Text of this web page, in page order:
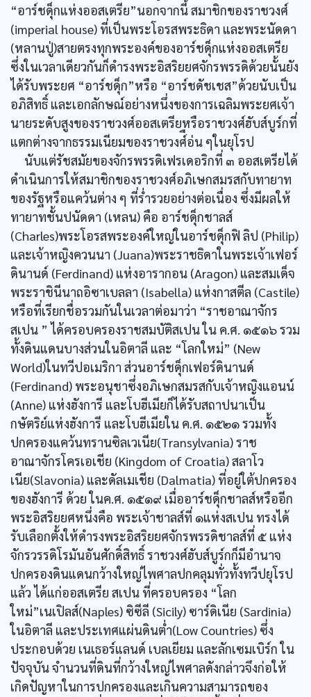
“อาร์ชดุ็กแห่งออสเตรีย”นอกจากนี้ สมาชิกของราชวงศ์
(imperial house) ที่เป็นพระโอรสพระธิดา และพระนัดดา
(หลานปู่)สายตรงทุกพระองค์ของอาร์ชดุ็กแห่งออสเตรีย
ซึ่งในเวลาเดียวกันก็ดำรงพระอิสริยยศจักรพรรดิด้วยนั้นยัง
ได้รับพระยศ “อาร์ชดุ็ก”หรือ “อาร์ชดัชเชส”ด้วยนับเป็น
อภิสิทธิ์ และเอกลักษณ์อย่างหนึ่งของการเฉลิมพระยศเจ้า
นายระดับสูงของราชวงศ์ออสเตรียหรือราชวงศ์ฮับส์บูร์กที่
แตกต่างจากธรรมเนียมของราชวงศ์ือ่น ๆในยุโรป
นับแต่รัชสมัยของจักรพรรดิเฟรเดอริกที่ ๓ ออสเตรียได้
ดำเนินการให้สมาชิกของราชวงศ์อภิเษกสมรสกับทายาท
ของรัฐหรือแคว้นต่าง ๆ ที่ร่ำรวยอย่างต่อเนื่อง ซึ่งมีผลให้
ทายาทชั้นปนัดดา (เหลน) คือ อาร์ชดุ็กชาลส์
(Charles)พระโอรสพระองค์ใหญ่ในอาร์ชดุ็กฟิ ลิป (Philip)
และเจ้าหญิงควนนา (Juana)พระราชธิดาในพระเจ้าเฟอร์
ดินานด์ (Ferdinand) แห่งอารากอน (Aragon) และสมเด็จ
พระราชินีนาถอิซาเบลลา (Isabella) แห่งกาสตีล (Castile)
หรือที่เรียกชื่อรวมกันในเวลาต่อมาว่า “ราชอาณาจักร
สเปน ” ได้ครอบครองราชสมบัติสเปน ใน ค.ศ. ๑๕๑๖ รวม
ทั้งดินแดนบางส่วนในอิตาลี และ “โลกใหม่” (New
World)ในทวีปอเมริกา ส่วนอาร์ชดุ็กเฟอร์ดินานด์
(Ferdinand) พระอนุชาซึ่งอภิเษกสมรสกับเจ้าหญิงแอนน์
(Anne) แห่งฮังการี และโบฮีเมียก็ได้รับสถาปนาเป็น
กษัตริย์แห่งฮังการี และโบฮีเมียใน ค.ศ. ๑๕๒๑ รวมทั้ง
ปกครองแคว้นทรานซิลเวเนีย(Transylvania) ราช
อาณาจักรโครเอเชีย (Kingdom of Croatia) สลาโว
เนีย(Slavonia) และดัลเมเชีย (Dalmatia) ที่อยู่ใต้ปกครอง
ของฮังการี ด้วย ในค.ศ. ๑๕๑๙ เมื่ออาร์ชดุ็กชาลส์หรืออีก
พระอิสริยยศหนึ่งคือ พระเจ้าชาลส์ที่ ๑แห่งสเปน ทรงได้
รับเลือกตั้งให้ดำรงพระอิสริยยศจักรพรรดิชาลส์ที่ ๕ แห่ง
จักรวรรดิโรมันอันศักดิ์สิทธิ์ ราชวงศ์ฮับส์บูร์กก็มีอำนาจ
ปกครองดินแดนกว้างใหญ่ไพศาลปกคลุมทั่วทั้งทวีปยุโรป
แล้ว ได้แก่ออสเตรีย สเปน ที่ครอบครอง “โลก
ใหม่”เนเปิลส์(Naples) ซิซีลี (Sicily) ซาร์ดิเนีย (Sardinia)
ในอิตาลี และประเทศแผ่นดินต่ำ(Low Countries) ซึ่ง
ประกอบด้วย เนเธอร์แลนด์ เบลเยียม และลักเซมเบิร์ก ใน
ปัจจุบัน จำนวนที่ดินที่กว้างใหญ่ไพศาลดังกล่าวจึงก่อให้
เกิดปัญหาในการปกครองและเกินความสามารถของ